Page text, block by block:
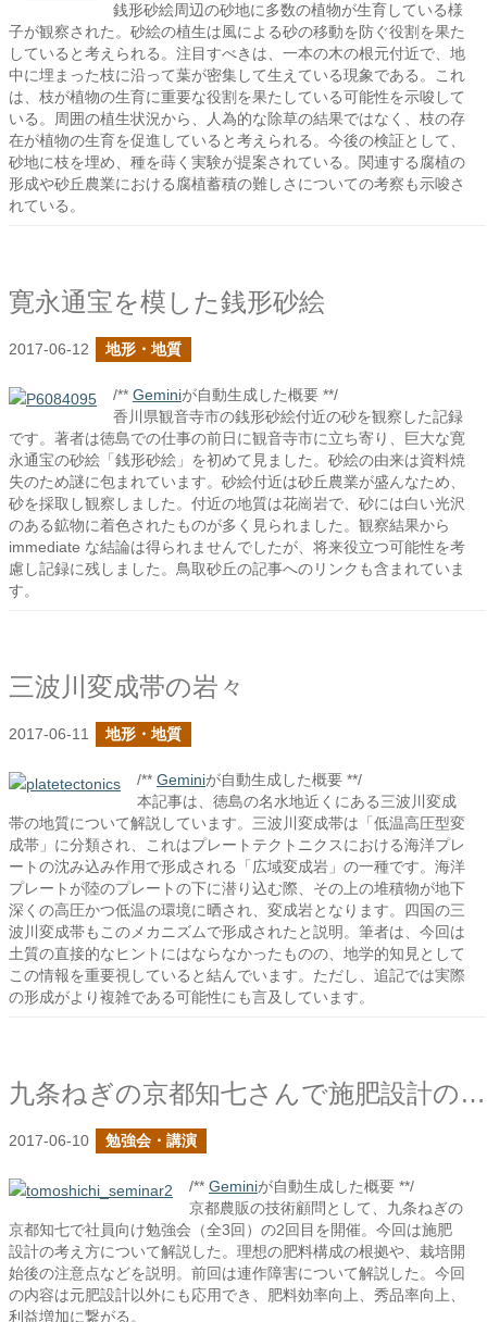
銭形砂絵周辺の砂地に多数の植物が生育している様
子が観察された。砂絵の植生は風による砂の移動を防ぐ役割を果た
していると考えられる。注目すべきは、一本の木の根元付近で、地
中に埋まった枝に沿って葉が密集して生えている現象である。これ
は、枝が植物の生育に重要な役割を果たしている可能性を示唆して
いる。周囲の植生状況から、人為的な除草の結果ではなく、枝の存
在が植物の生育を促進していると考えられる。今後の検証として、
砂地に枝を埋め、種を蒔く実験が提案されている。関連する腐植の
形成や砂丘農業における腐植蓄積の難しさについての考察も示唆さ
れている。
寛永通宝を模した銭形砂絵
2017-06-12 地形・地質
/** Geminiが自動生成した概要 **/
香川県観音寺市の銭形砂絵付近の砂を観察した記録
です。著者は徳島での仕事の前日に観音寺市に立ち寄り、巨大な寛
永通宝の砂絵「銭形砂絵」を初めて見ました。砂絵の由来は資料焼
失のため謎に包まれています。砂絵付近は砂丘農業が盛んなため、
砂を採取し観察しました。付近の地質は花崗岩で、砂には白い光沢
のある鉱物に着色されたものが多く見られました。観察結果から
immediate な結論は得られませんでしたが、将来役立つ可能性を考
慮し記録に残しました。鳥取砂丘の記事へのリンクも含まれていま
す。
三波川変成帯の岩々
2017-06-11 地形・地質
/** Geminiが自動生成した概要 **/
本記事は、徳島の名水地近くにある三波川変成
帯の地質について解説しています。三波川変成帯は「低温高圧型変
成帯」に分類され、これはプレートテクトニクスにおける海洋プレ
ートの沈み込み作用で形成される「広域変成岩」の一種です。海洋
プレートが陸のプレートの下に潜り込む際、その上の堆積物が地下
深くの高圧かつ低温の環境に晒され、変成岩となります。四国の三
波川変成帯もこのメカニズムで形成されたと説明。筆者は、今回は
土質の直接的なヒントにはならなかったものの、地学的知見として
この情報を重要視していると結んでいます。ただし、追記では実際
の形成がより複雑である可能性にも言及しています。
九条ねぎの京都知七さんで施肥設計の話をしました
2017-06-10 勉強会・講演
/** Geminiが自動生成した概要 **/
京都農販の技術顧問として、九条ねぎの
京都知七で社員向け勉強会（全3回）の2回目を開催。今回は施肥
設計の考え方について解説した。理想の肥料構成の根拠や、栽培開
始後の注意点などを説明。前回は連作障害について解説した。今回
の内容は元肥設計以外にも応用でき、肥料効率向上、秀品率向上、
利益増加に繋がる。